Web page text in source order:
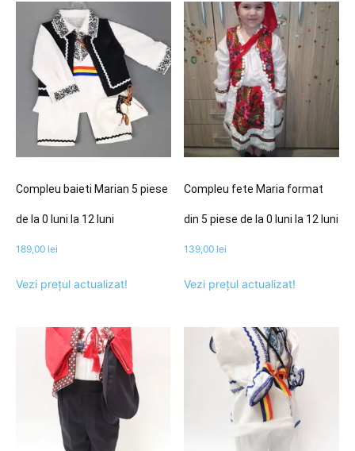
Compleu baieti Marian 5 piese
de la 0 luni la 12 luni
189,00 lei
Vezi prețul actualizat!
Compleu fete Maria format
din 5 piese de la 0 luni la 12 luni
139,00 lei
Vezi prețul actualizat!